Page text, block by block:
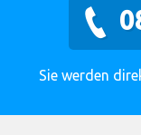
Sie werden